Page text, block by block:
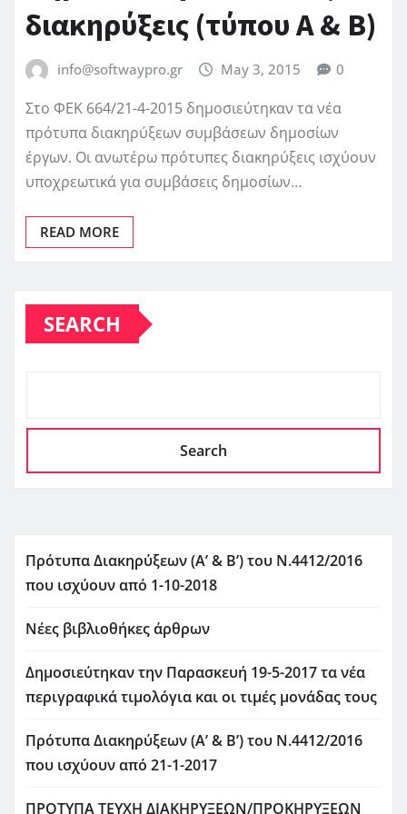
διακηρύξεις (τύπου Α & Β)
info@softwaypro.gr May 3, 2015 0
Στο ΦΕΚ 664/21-4-2015 δημοσιεύτηκαν τα νέα
πρότυπα διακηρύξεων συμβάσεων δημοσίων
έργων. Οι ανωτέρω πρότυπες διακηρύξεις ισχύουν
υποχρεωτικά για συμβάσεις δημοσίων…
READ MORE
SEARCH
Search
Πρότυπα Διακηρύξεων (Α’ & Β’) του Ν.4412/2016
που ισχύουν από 1-10-2018
Νέες βιβλιοθήκες άρθρων
Δημοσιεύτηκαν την Παρασκευή 19-5-2017 τα νέα
περιγραφικά τιμολόγια και οι τιμές μονάδας τους
Πρότυπα Διακηρύξεων (Α’ & Β’) του Ν.4412/2016
που ισχύουν από 21-1-2017
ΠΡΟΤΥΠΑ ΤΕΥΧΗ ΔΙΑΚΗΡΥΞΕΩΝ/ΠΡΟΚΗΡΥΞΕΩΝ